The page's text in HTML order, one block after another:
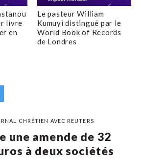
livre
en
Le pasteur William
Kumuyi distingué par le
World Book of Records
de Londres
CHRÉTIEN AVEC REUTERS
une amende de 32
à deux sociétés